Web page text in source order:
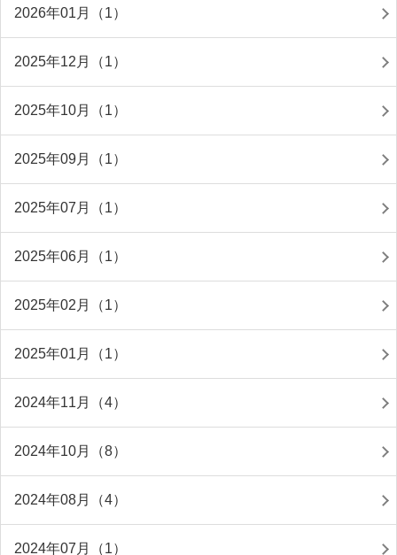
2026年01月（1）
2025年12月（1）
2025年10月（1）
2025年09月（1）
2025年07月（1）
2025年06月（1）
2025年02月（1）
2025年01月（1）
2024年11月（4）
2024年10月（8）
2024年08月（4）
2024年07月（1）